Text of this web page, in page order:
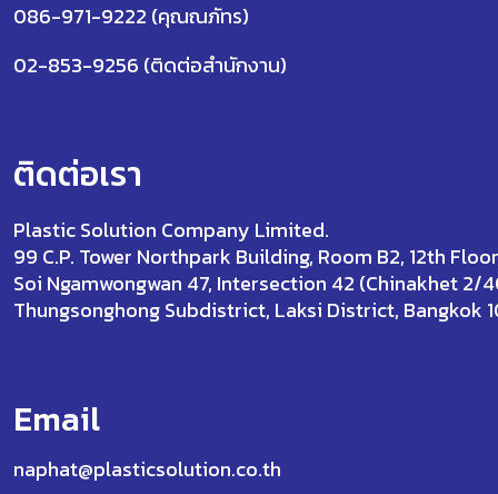
086-971-9222 (คุณณภัทร)
02-853-9256 (ติดต่อสำนักงาน)
ติดต่อเรา
Plastic Solution Company Limited.
99 C.P. Tower Northpark Building, Room B2, 12th
Soi Ngamwongwan 47, Intersection 42 (Chinakhet 2/
Thungsonghong Subdistrict, Laksi District, Bangkok
Email
naphat@plasticsolution.co.th